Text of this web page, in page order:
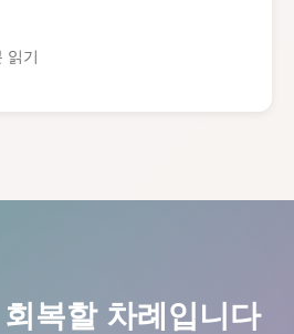
읽기
복할 차례입니다